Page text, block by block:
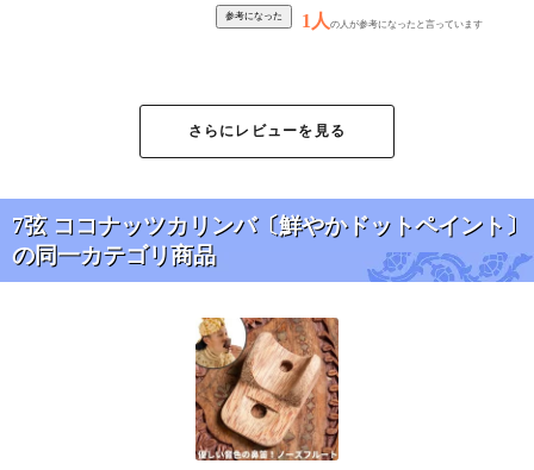
1人の人が参考になったと言っています
7弦ココナッツカリ
ンバ 【ナチュラル・
★★★★★
丁度良い大きさです
素人感覚だけどｺｺﾅｯﾂにおとが
練習していろいろ楽しめたらなと思います
1人の人が参考になったと言っています
さらにレビューを見る
7弦 ココナッツカリンバ〔鮮やかドットペイント〕
の同一カテゴリ商品